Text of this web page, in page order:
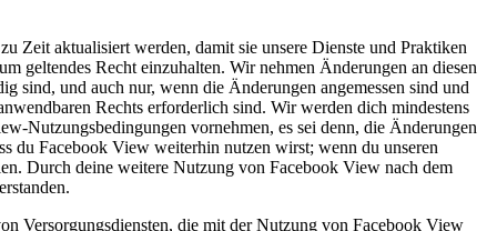
Zeit aktualisiert werden, damit sie unsere Dienste und Praktiken
geltendes Recht einzuhalten. Wir nehmen Änderungen an diesen
sind, und auch nur, wenn die Änderungen angemessen sind und
Rechts erforderlich sind. Wir werden dich mindestens
Nutzungsbedingungen vornehmen, es sei denn, die Änderungen
du Facebook View weiterhin nutzen wirst; wenn du unseren
Durch deine weitere Nutzung von Facebook View nach dem
Versorgungsdiensten, die mit der Nutzung von Facebook View